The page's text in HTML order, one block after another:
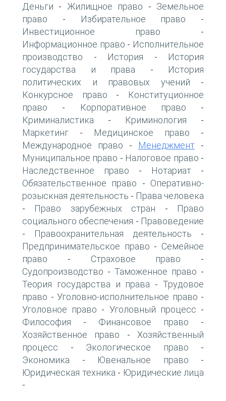
Деньги - Жилищное право - Земельное
право - Избирательное право -
Инвестиционное право -
Информационное право - Исполнительное
производство - История -
История
государства и права -
История
политических и правовых учений -
Конкурсное право -
Конституционное
право - Корпоративное право -
Криминалистика - Криминология -
Маркетинг - Медицинское право -
Международное право - Менеджмент -
Муниципальное право - Налоговое право -
Наследственное право - Нотариат -
Обязательственное право - Оперативно-
розыскная деятельность - Права человека
- Право зарубежных стран -
Право
социального обеспечения - Правоведение
- Правоохранительная деятельность -
Предпринимательское право - Семейное
право - Страховое право -
Судопроизводство - Таможенное право -
Теория государства и права -Трудовое
право - Уголовно-исполнительное право -
Уголовное право - Уголовный процесс -
Философия - Финансовое право -
Хозяйственное право - Хозяйственный
процесс - Экологическое право -
Экономика - Ювенальное право -
Юридическая техника - Юридические лица
-